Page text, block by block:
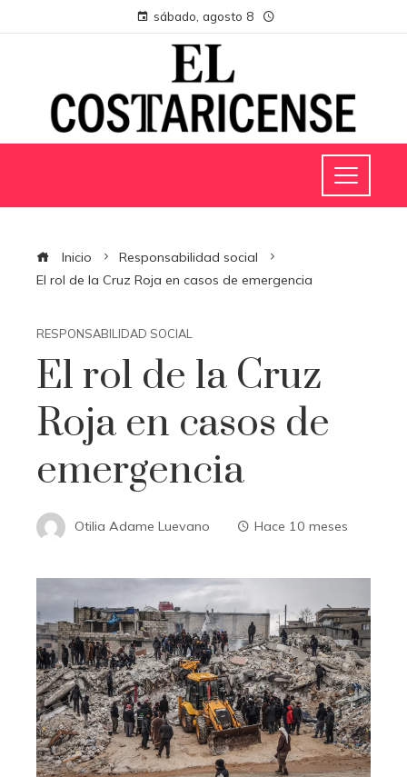
sábado, agosto 8
Inicio
Responsabilidad social
El rol de la Cruz Roja en casos de emergencia
RESPONSABILIDAD SOCIAL
El rol de la Cruz
Roja en casos de
emergencia
Otilia Adame Luevano Hace 10 meses